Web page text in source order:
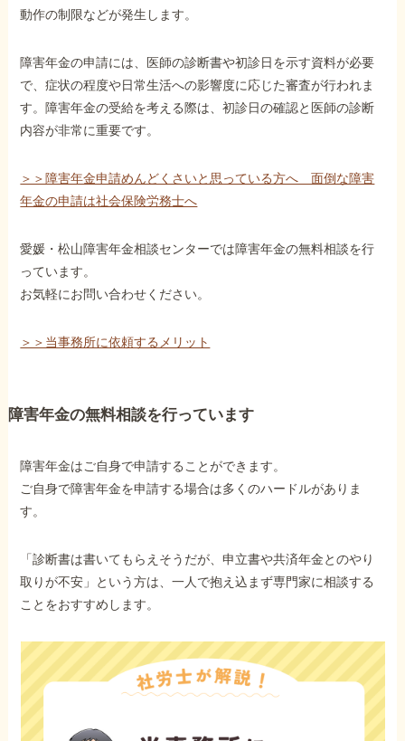
動作の制限などが発生します。
障害年金の申請には、医師の診断書や初診日を示す資料が必要
で、症状の程度や日常生活への影響度に応じた審査が行われま
す。障害年金の受給を考える際は、初診日の確認と医師の診断
内容が非常に重要です。
＞＞障害年金申請めんどくさいと思っている方へ 面倒な障害
年金の申請は社会保険労務士へ
愛媛・松山障害年金相談センターでは障害年金の無料相談を行
っています。
お気軽にお問い合わせください。
＞＞当事務所に依頼するメリット
障害年金の無料相談を行っています
障害年金はご自身で申請することができます。
ご自身で障害年金を申請する場合は多くのハードルがありま
す。
「診断書は書いてもらえそうだが、申立書や共済年金とのやり
取りが不安」という方は、一人で抱え込まず専門家に相談する
ことをおすすめします。